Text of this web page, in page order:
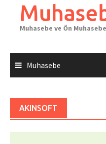
Muhasebe ve Ön
Muhasebe
AKINSOFT